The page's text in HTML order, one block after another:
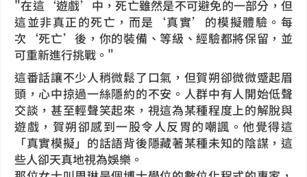
"在這‘遊戲’中，死亡雖然是不可避免的一部分，但
這並非真正的死亡，而是‘真實’的模擬體驗。每
次‘死亡’後，你的裝備、等級、經驗都將保留，並
可重新進行挑戰。"
這番話讓不少人稍微鬆了口氣，但賀朔卻微微蹙起眉
頭，心中掠過一絲隱約的不安。人群中有人開始低聲
交談，甚至輕聲笑起來，視這為某種程度上的解脫與
遊戲，賀朔卻感到一股令人反胃的嘲諷。他覺得這
「真實模擬」的話語背後隱藏著某種未知的陰謀，這
些人卻天真地視為娛樂。